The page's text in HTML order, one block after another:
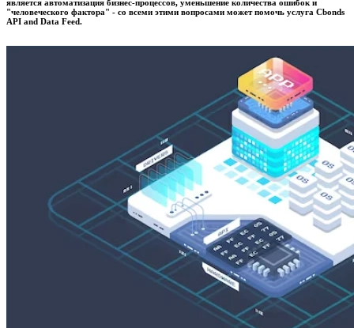
CBONDS DATA API
В связи с активной цифровизацией организаций наиболее актуальным вопросом
является автоматизация бизнес-процессов, уменьшение количества ошибок и
"человеческого фактора" - со всеми этими вопросами может помочь услуга Cbonds